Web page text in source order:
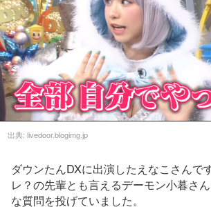
出典: livedoor.blogimg.jp
ダウンたんDXに出演したえなこさんで
レ？の先輩とも言えるデーモン小暮さ
な質問を投げていました。